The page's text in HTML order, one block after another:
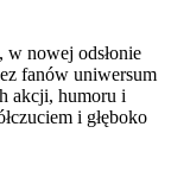
nowej odsłonie
fanów uniwersum
akcji, humoru i
i głęboko